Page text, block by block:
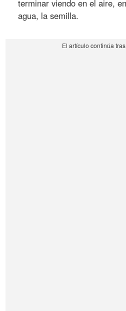
terminar viendo en el aire,
agua, la semilla.